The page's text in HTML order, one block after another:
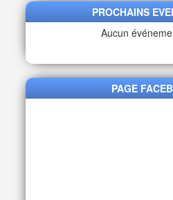
PROCHAINS
Aucun
PAGE